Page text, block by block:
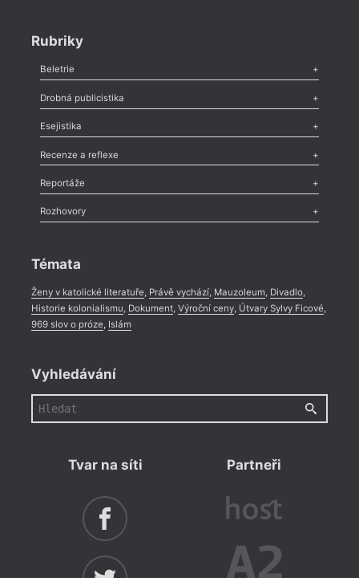
Rubriky
Beletrie
Poezie,Próza,Dokumenty
Drobná publicistika
Odlesk
Nekrolog,Glosa,Sloupek,Pozvánka,Literární soutěž,
Esejistika
Esej , Pádlo,Úvaha
Recenze a reflexe
Recenze
Méně slov o próze,Celá rubrika
Reportáže
Literární zítřky
Celá rubrika
Rozhovory
Témata
Ženy v katolické literatuře, Právě vychází, Mauzoleum, Divadlo,
Historie kolonialismu, Dokument, Výroční ceny, Útvary Sylvy Ficové,
969 slov o próze, Islám
Vyhledávání
Tvar na síti Partneři